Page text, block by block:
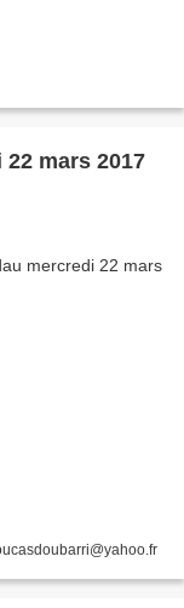
mercredi 22 mars 2017